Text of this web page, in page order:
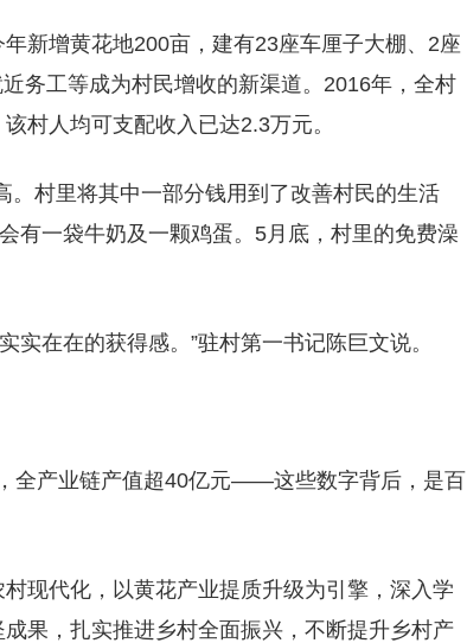
新增黄花地200亩，建有23座车厘子大棚、2座
务工等成为村民增收的新渠道。2016年，全村
村人均可支配收入已达2.3万元。
村里将其中一部分钱用到了改善村民的生活
有一袋牛奶及一颗鸡蛋。5月底，村里的免费澡
实在在的获得感。”驻村第一书记陈巨文说。
全产业链产值超40亿元——这些数字背后，是百
现代化，以黄花产业提质升级为引擎，深入学
果，扎实推进乡村全面振兴，不断提升乡村产